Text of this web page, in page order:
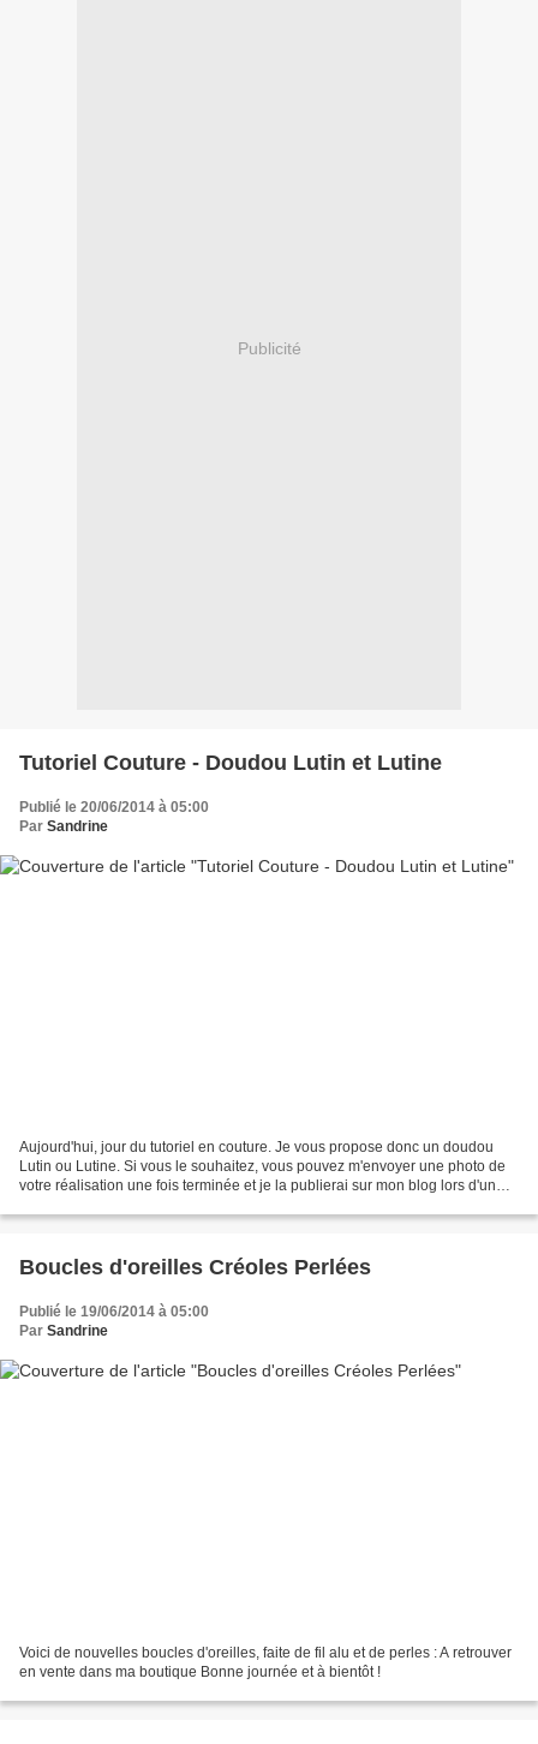
Publicité
Tutoriel Couture - Doudou Lutin et Lutine
Publié le 20/06/2014 à 05:00
Par Sandrine
Aujourd'hui, jour du tutoriel en couture. Je vous propose donc un doudou
Lutin ou Lutine. Si vous le souhaitez, vous pouvez m'envoyer une photo de
votre réalisation une fois terminée et je la publierai sur mon blog lors d'un
Boucles d'oreilles Créoles Perlées
Publié le 19/06/2014 à 05:00
Par Sandrine
Voici de nouvelles boucles d'oreilles, faite de fil alu et de perles : A retrouver
en vente dans ma boutique Bonne journée et à bientôt !